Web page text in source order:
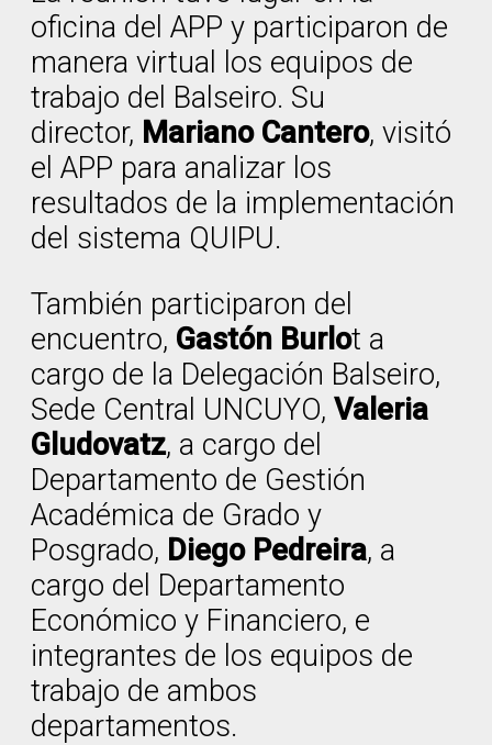
oficina del APP y participaron de
manera virtual los equipos de
trabajo del Balseiro. Su
director, Mariano Cantero, visitó
el APP para analizar los
resultados de la implementación
del sistema QUIPU.
También participaron del
encuentro, Gastón Burlot a
cargo de la Delegación Balseiro,
Sede Central UNCUYO, Valeria
Gludovatz, a cargo del
Departamento de Gestión
Académica de Grado y
Posgrado, Diego Pedreira, a
cargo del Departamento
Económico y Financiero, e
integrantes de los equipos de
trabajo de ambos
departamentos.